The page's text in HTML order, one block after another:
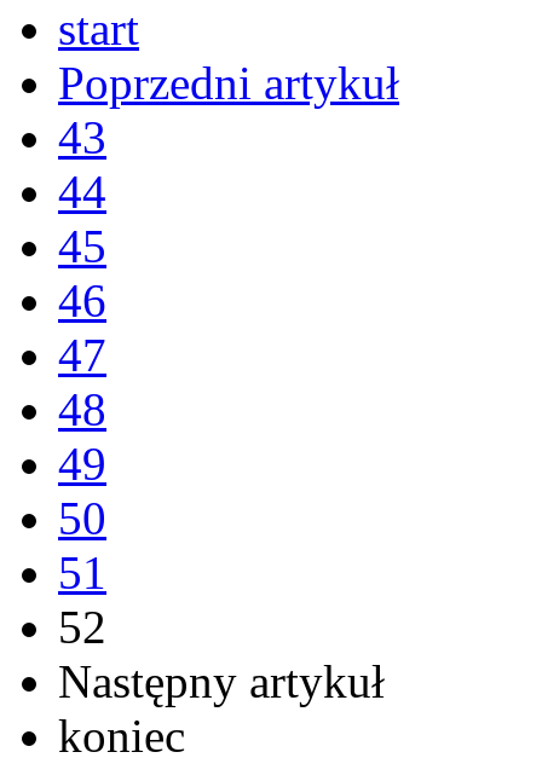
start
Poprzedni artykuł
43
44
45
46
47
48
49
50
51
52
Następny artykuł
koniec